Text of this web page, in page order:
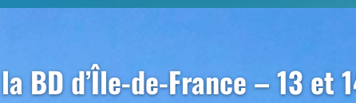
BD d’Île-de-France – 13 et